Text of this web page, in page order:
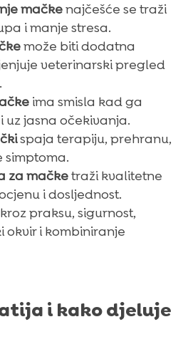
mačkenajčešće se traži
i manje stresa.
može biti dodatna
veterinarski pregled
ima smisla kad ga
jasna očekivanja.
spaja terapiju, prehranu,
simptoma.
za mačketraži kvalitetne
i dosljednost.
praksu, sigurnost,
okvir i kombiniranje
i kako djeluje